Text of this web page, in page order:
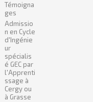
Témoigna
ges
Admissio
n en Cycle
d'Ingénie
ur
spécialis
é GEC par
l'Apprenti
ssage à
Cergy ou
à Grasse